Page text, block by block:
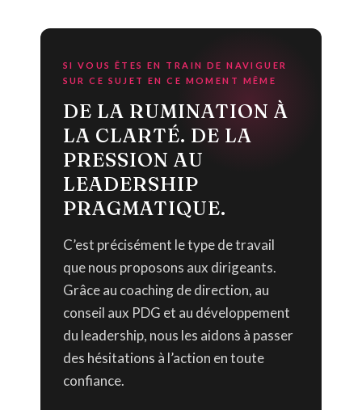
SI VOUS ÊTES EN TRAIN DE NAVIGUER
SUR CE SUJET EN CE MOMENT MÊME
DE LA RUMINATION À
LA CLARTÉ. DE LA
PRESSION AU
LEADERSHIP
PRAGMATIQUE.
C’est précisément le type de travail
que nous proposons aux dirigeants.
Grâce au coaching de direction, au
conseil aux PDG et au développement
du leadership, nous les aidons à passer
des hésitations à l’action en toute
confiance.